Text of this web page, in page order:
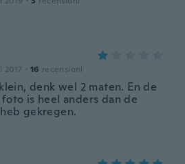
2017 · 16 recensioni
denk wel 2 maten. En de
is heel anders dan de
gekregen.